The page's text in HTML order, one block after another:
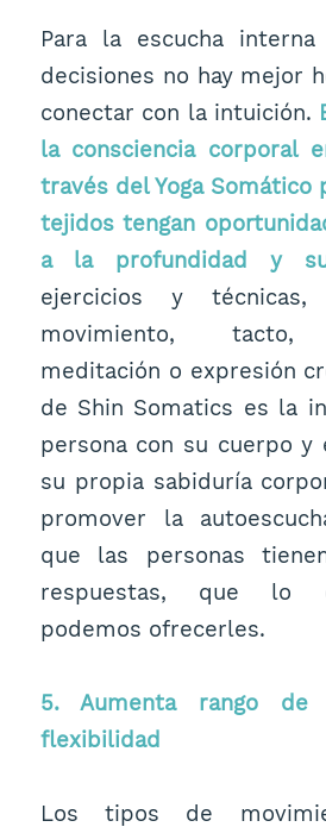
Para la escucha
decisiones no hay mejor
conectar con la intuición.
la consciencia corporal
través del Yoga
tejidos tengan
a la profundidad y
ejercicios y
movimiento, tacto,
meditación o expresión
de Shin Somatics es la
persona con su cuerpo y
su propia sabiduría
promover la
que las personas
respuestas, que lo
podemos ofrecerles.
5. Aumenta rango de
flexibilidad
Los tipos de